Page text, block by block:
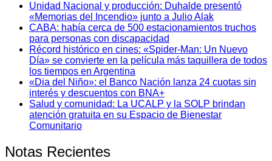
Unidad Nacional y producción: Duhalde presentó
«Memorias del Incendio» junto a Julio Alak
CABA: había cerca de 500 estacionamientos truchos
para personas con discapacidad
Récord histórico en cines: «Spider-Man: Un Nuevo
Día» se convierte en la película más taquillera de todos
los tiempos en Argentina
«Dia del Niño»: el Banco Nación lanza 24 cuotas sin
interés y descuentos con BNA+
Salud y comunidad: La UCALP y la SOLP brindan
atención gratuita en su Espacio de Bienestar
Comunitario
Notas Recientes